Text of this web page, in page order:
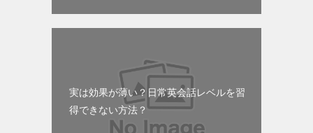
実は効果が薄い？日常英会話レベルを習
得できない方法？